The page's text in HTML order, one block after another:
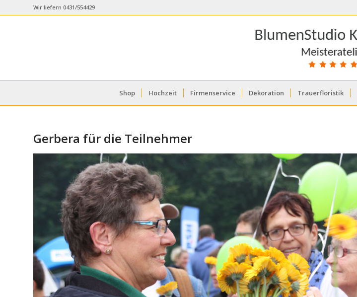
Wir liefern 0431/554429
Shop Hochzeit Firmenservice Dekoration Trauerfloristik
Gerbera für die Teilnehmer